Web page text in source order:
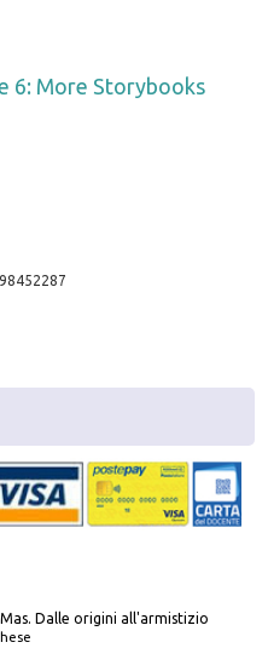
6: More Storybooks
Dalle origini all'armistizio